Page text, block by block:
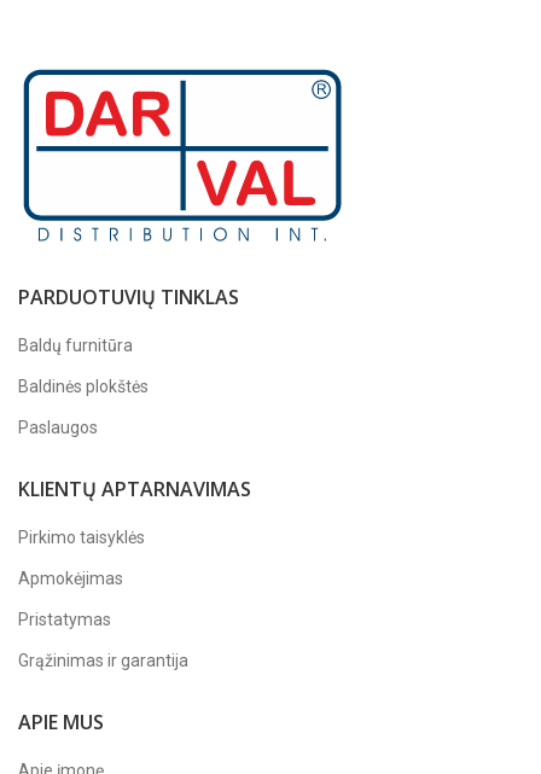
PARDUOTUVIŲ TINKLAS
Baldų furnitūra
Baldinės plokštės
Paslaugos
KLIENTŲ APTARNAVIMAS
Pirkimo taisyklės
Apmokėjimas
Pristatymas
Grąžinimas ir garantija
APIE MUS